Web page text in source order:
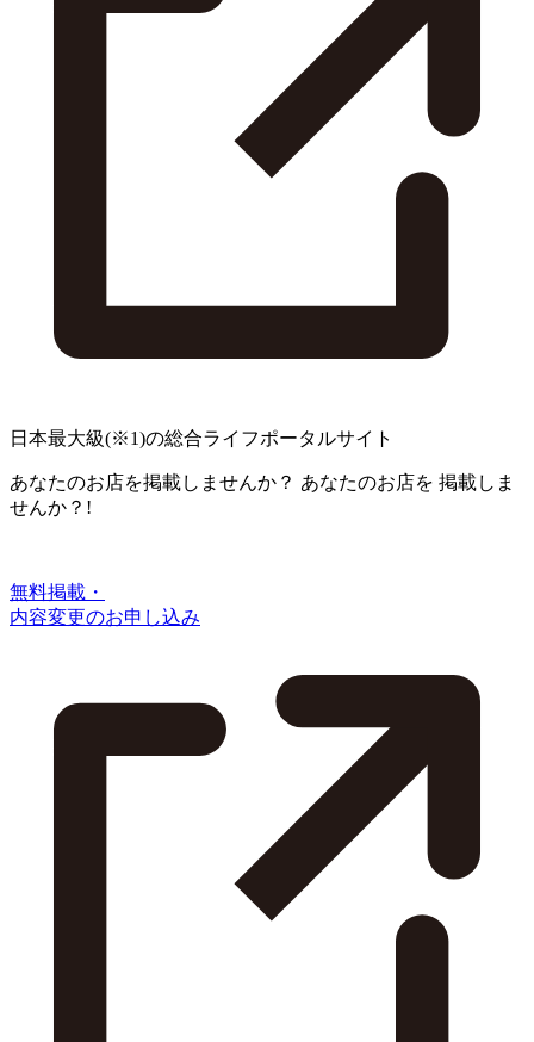
日本最大級(※1)の総合ライフポータルサイト
あなたのお店を掲載しませんか？ あなたのお店を 掲載しま
せんか？!
無料掲載・
内容変更のお申し込み